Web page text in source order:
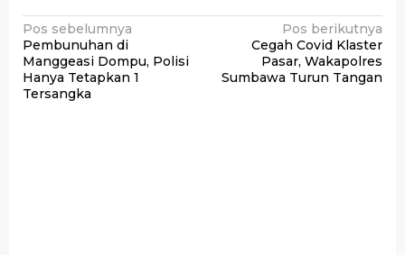
Navigasi
pos
Pos sebelumnya
Pembunuhan di
Manggeasi Dompu, Polisi
Hanya Tetapkan 1
Tersangka
Pos berikutnya
Cegah Covid Klaster
Pasar, Wakapolres
Sumbawa Turun Tangan